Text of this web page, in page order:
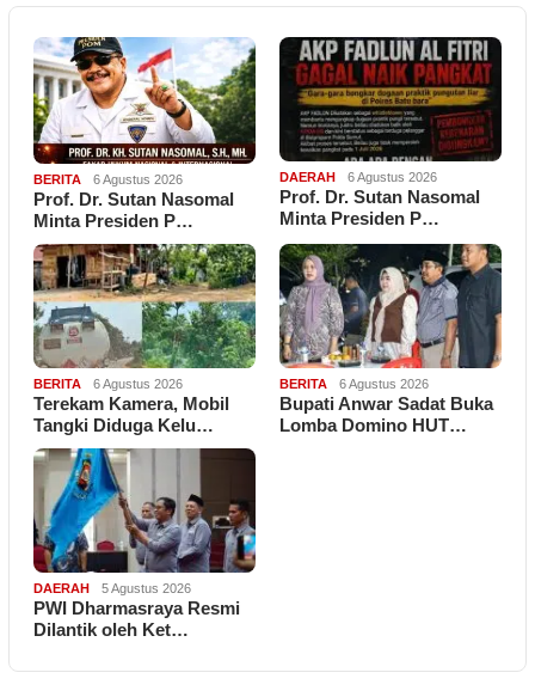
BERITA 6 Agustus 2026
Prof. Dr. Sutan Nasomal
Minta Presiden P…
DAERAH 6 Agustus 2026
Prof. Dr. Sutan Nasomal
Minta Presiden P…
BERITA 6 Agustus 2026
Terekam Kamera, Mobil
Tangki Diduga Kelu…
BERITA 6 Agustus 2026
Bupati Anwar Sadat Buka
Lomba Domino HUT…
DAERAH 5 Agustus 2026
PWI Dharmasraya Resmi
Dilantik oleh Ket…